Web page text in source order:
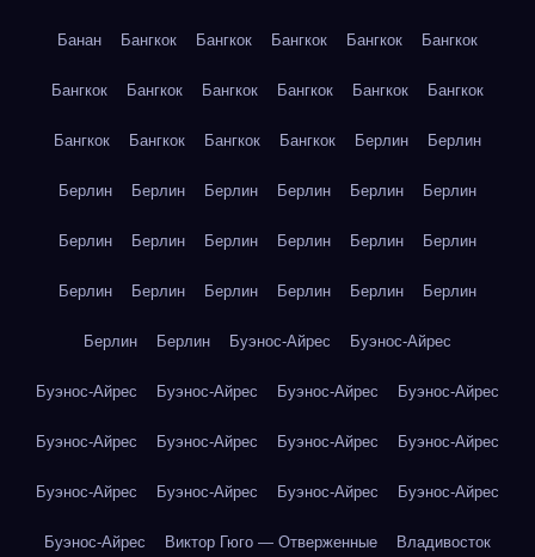
Банан Бангкок Бангкок Бангкок Бангкок Бангкок
Бангкок Бангкок Бангкок Бангкок Бангкок Бангкок
Бангкок Бангкок Бангкок Бангкок Берлин Берлин
Берлин Берлин Берлин Берлин Берлин Берлин
Берлин Берлин Берлин Берлин Берлин Берлин
Берлин Берлин Берлин Берлин Берлин Берлин
Берлин Берлин Буэнос-Айрес Буэнос-Айрес
Буэнос-Айрес Буэнос-Айрес Буэнос-Айрес Буэнос-Айрес
Буэнос-Айрес Буэнос-Айрес Буэнос-Айрес Буэнос-Айрес
Буэнос-Айрес Буэнос-Айрес Буэнос-Айрес Буэнос-Айрес
Буэнос-Айрес Виктор Гюго — Отверженные Владивосток